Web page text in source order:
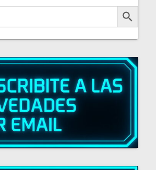
Botón de búsqueda